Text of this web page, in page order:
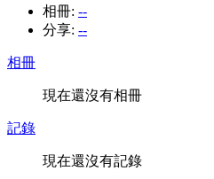
相冊: --
分享: --
相冊
現在還沒有相冊
記錄
現在還沒有記錄